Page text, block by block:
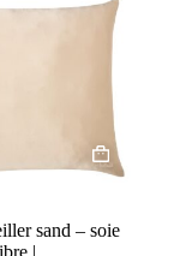
sand – soie
|